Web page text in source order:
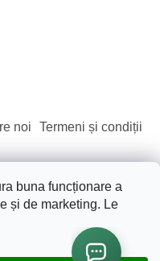
buna funcționare a
și de marketing. Le
noi Termeni și condiții
Frumusete. Natura..